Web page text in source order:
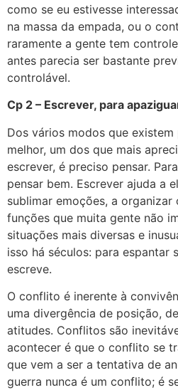
como se eu estivesse
na massa da empada, ou o
raramente a gente tem
antes parecia ser bastante
controlável.
Cp 2 – Escrever, para
Dos vários modos que
melhor, um dos que mais
escrever, é preciso pensar.
pensar bem. Escrever ajuda a
sublimar emoções, a
funções que muita gente não
situações mais diversas e
isso há séculos: para espantar
escreve.
O conflito é inerente à
uma divergência de posição,
atitudes. Conflitos são
acontecer é que o conflito se
que vem a ser a tentativa de
guerra nunca é um conflito; é